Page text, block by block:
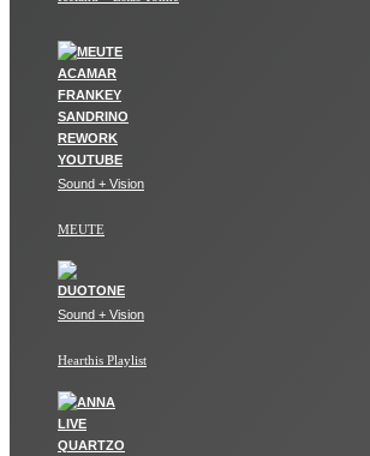
Sound + Vision
MEUTE
Sound + Vision
Hearthis Playlist